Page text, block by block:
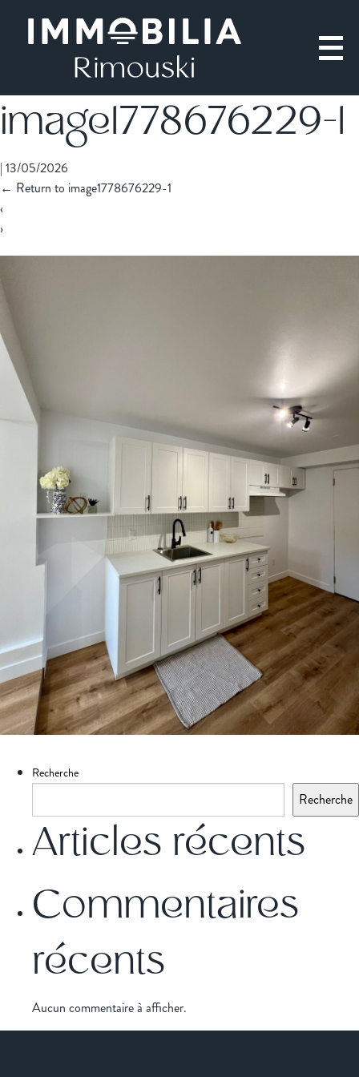
image1778676229-1
| 13/05/2026
← Return to image1778676229-1
‹
›
Recherche
Recherche
Articles récents
Commentaires
récents
Aucun commentaire à afficher.